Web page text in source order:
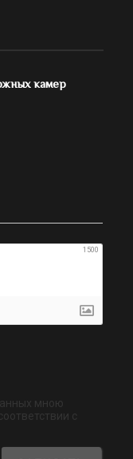
камер
1500
мною
с